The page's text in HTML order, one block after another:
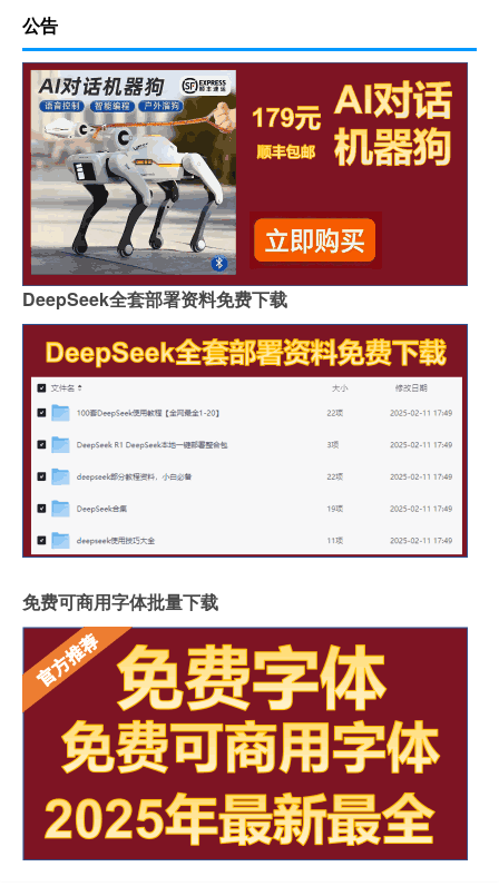
公告
DeepSeek全套部署资料免费下载
免费可商用字体批量下载